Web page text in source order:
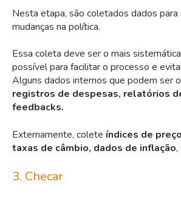
Nesta etapa, são coletados dados
mudanças na política.
Essa coleta deve ser o mais
possível para facilitar o processo e
Alguns dados internos que podem ser
registros de despesas, relatórios
feedbacks.
Externamente, colete índices de
taxas de câmbio, dados de inflação,
3. Checar